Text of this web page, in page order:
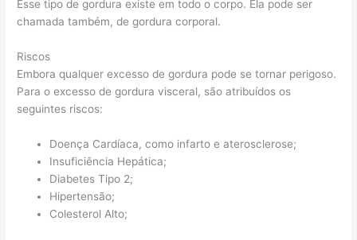
Esse tipo de gordura existe em todo o corpo. Ela pode ser
chamada também, de gordura corporal.
Riscos
Embora qualquer excesso de gordura pode se tornar perigoso.
Para o excesso de gordura visceral, são atribuídos os
seguintes riscos:
Doença Cardíaca, como infarto e aterosclerose;
Insuficiência Hepática;
Diabetes Tipo 2;
Hipertensão;
Colesterol Alto;